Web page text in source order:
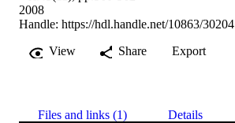
2008
Handle: https://hdl.handle.net/10863/30204
View
Share Export
Files and links (1) Details